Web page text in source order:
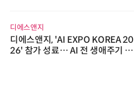
디에스앤지
디에스앤지, 'AI EXPO KOREA 20
26' 참가 성료… AI 전 생애주기 아